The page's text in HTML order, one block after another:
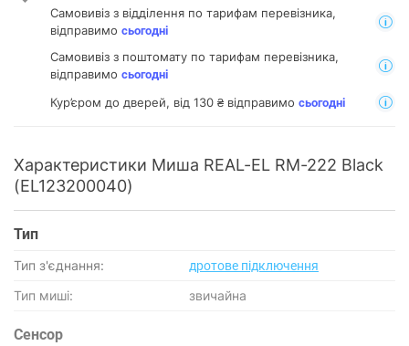
Самовивіз з відділення по тарифам перевізника,
відправимо сьогодні
Самовивіз з поштомату по тарифам перевізника,
відправимо сьогодні
Кур’єром до дверей, від 130 ₴ відправимо сьогодні
Характеристики Миша REAL-EL RM-222 Black
(EL123200040)
Тип
Тип з'єднання: дротове підключення
Тип миші: звичайна
Сенсор